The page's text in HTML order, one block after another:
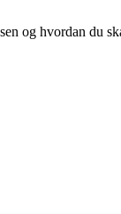
og hvordan du